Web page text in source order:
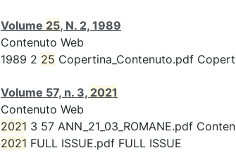
Volume 25, N. 2, 1989
Contenuto Web
1989 2 25 Copertina_Contenuto.pdf
Volume 57, n. 3, 2021
Contenuto Web
2021 3 57 ANN_21_03_ROMANE.pdf
2021 FULL ISSUE.pdf FULL ISSUE